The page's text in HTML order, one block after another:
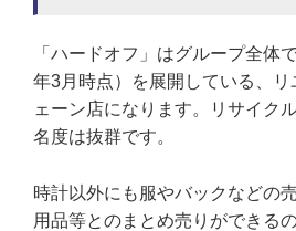
「ハードオフ」はグループ全体
年3月時点）を展開している、
ェーン店になります。リサイク
名度は抜群です。
時計以外にも服やバックなどの
用品等とのまとめ売りができる